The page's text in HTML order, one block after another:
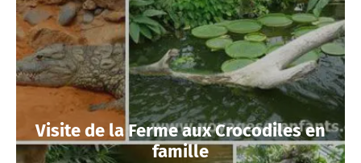
Visite de la Ferme aux Crocodiles en
famille